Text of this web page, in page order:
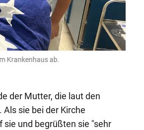
Krankenhaus ab.
der Mutter, die laut den
sie bei der Kirche
und begrüßten sie "sehr